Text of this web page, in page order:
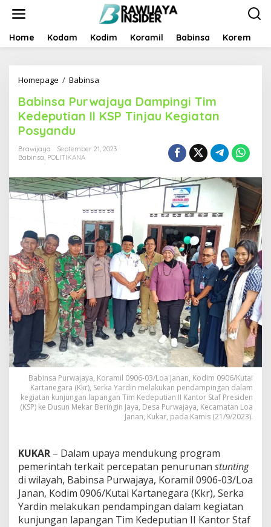
t
Home Kodam Kodim Koramil Babinsa Korem
Homepage / Babinsa
b
i
n
a
r
w
j
a
y
a
D
a
m
i
n
g
i
T
i
K
e
d
e
i
a
n
I
I
K
S
Babinsa Purwajaya Dampingi Tim
Kedeputian II KSP Tinjau Kegiatan
Posyandu
Brawijaya
September 21, 2023
Babinsa, POLITIKANA
Babinsa Purwajaya, Koramil 0906-03/Loa Janan, Kodim 0906/Kutai
Kartanegara (Kkr), Serka Yardin melakukan pendampingan dalam
kegiatan kunjungan lapangan Tim Kedeputian II Kantor Staf Presiden
(KSP) ke Dusun Mekar Beringin Jaya, Desa Purwajaya, Kecamatan Loa
Janan, Kukar, pada Kamis (21/9/2023).
KUKAR – Dalam upaya mendukung program
pemerintah terkait percepatan penurunan stunting
di wilayah, Babinsa Purwajaya, Koramil 0906-03/Loa
Janan, Kodim 0906/Kutai Kartanegara (Kkr), Serka
Yardin melakukan pendampingan dalam kegiatan
kunjungan lapangan Tim Kedeputian II Kantor Staf